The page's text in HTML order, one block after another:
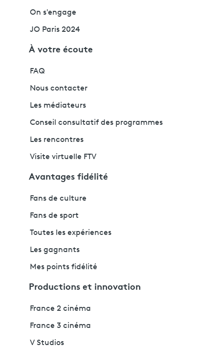
On s'engage
JO Paris 2024
À votre écoute
FAQ
Nous contacter
Les médiateurs
Conseil consultatif des programmes
Les rencontres
Visite virtuelle FTV
Avantages fidélité
Fans de culture
Fans de sport
Toutes les expériences
Les gagnants
Mes points fidélité
Productions et innovation
France 2 cinéma
France 3 cinéma
V Studios